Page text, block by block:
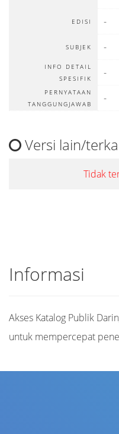
EDISI -
SUBJEK -
INFO DETAIL
SPESIFIK
-
PERNYATAAN
TANGGUNGJAWAB
-
Versi lain/
Tidak
Informasi
Akses Katalog Publik
untuk mempercepat